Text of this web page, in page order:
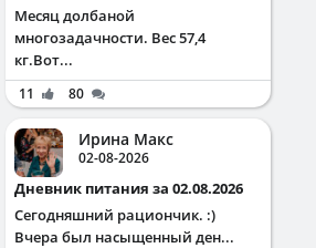
Месяц долбаной
многозадачности. Вес 57,4
кг.Вот...
11 80
Ирина Макс
02-08-2026
Дневник питания за 02.08.2026
Сегодняшний рациончик. :)
Вчера был насыщенный ден...